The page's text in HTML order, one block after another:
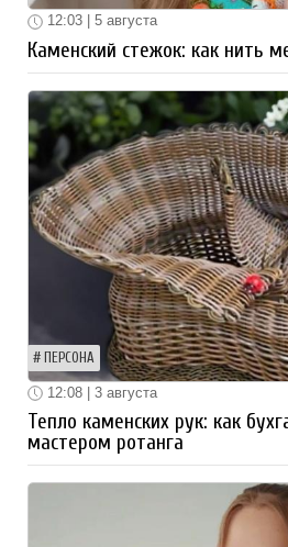
12:03 | 5 августа
Каменский стежок: как нить
ПЕРСОНА
12:08 | 3 августа
Тепло каменских рук: как
мастером ротанга